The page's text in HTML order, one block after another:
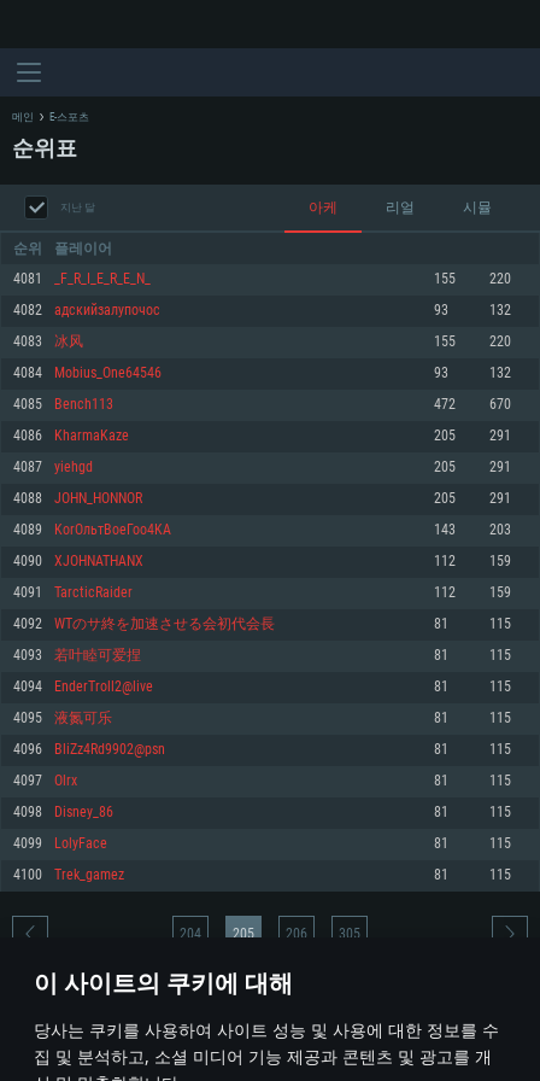
이 사이트의 쿠키에 대해
당사는 쿠키를 사용하여 사이트 성능 및 사용에 대한 정보를 수
집 및 분석하고, 소셜 미디어 기능 제공과 콘텐츠 및 광고를 개
최소사양
운영체제: Windows 10 (64 bit)
프로세서: 2.2 GHz 듀얼코어 이상
메모리: 4GB
그래픽 카드: DirectX 11 이상을 지원하는 AMD Radeon 77XX / NVIDIA
GeForce GT 660. 최소 사양 해상도: 720p
네트워크: 브로드밴드 인터넷
여유 저장 공간: 22.1 GB (최소 클라이언트)
권장 사양
570 혹은 그 이상
여유 저장 공간: 62.2 GB (전체 클라이언트)
최소사양
운영체제: Mac OS Big Sur 11.0
프로세서: 최소 2.2 GHz의 Core i5 (Intel Xeon 은 지원하지 않습니다)
메모리: 6 GB
그래픽 카드: Metal 을 지원하는 Intel Iris Pro 5200 (Mac), 혹은 이와 비슷한 성
능을 가지는 Mac 버전의 AMD/Nvidia. 최소 해상도: 720p
네트워크: 브로드밴드 인터넷
여유 저장 공간: 22.1 GB (최소 클라이언트)
권장 사양
네트워크: 브로드밴드 인터넷
여유 저장 공간: 62.2 GB (전체 클라이언트)
최소사양
운영체제: 64bit Linux 중 최신 버전
프로세서: 2.4 GHz 듀얼코어
메모리: 4 GB
그래픽 카드: Vulkan 을 지원하고, 최신 그래픽 드라이버를 지원하는 NVIDIA
660 (6개월 미만) 혹은 그와 동급의 성능을 가지며 최신 그래픽 드라이버를 지
원하는 AMD (6개월 미만; 최소사양 지원 해상도 720p)
네트워크: 브로드밴드 인터넷
여유 저장 공간: 22.1 GB (최소 클라이언트)
권장 사양
운영체제: Ubuntu 20.04 64bit
프로세서: Intel Core i7
메모리: 16 GB
그래픽 카드: Vulkan 을 지원하고, 최신 그래픽 드라이버를 지원하는 NVIDIA
1060 (6개월 미만) 혹은 그와 동급의 성능을 가지며 최신 그래픽 드라이버를
지원하는 AMD RX 570 (6개월 미만; 최소사양 지원 해상도 720p) 이상
여유 저장 공간: 62.2 GB (전체 클라이언트)
메인 E-스포츠
순위표
지난 달 아케 리얼 시뮬
순위 플레이어
4081 _F_R_I_E_R_E_N_ 155 220
4082 адскийзалупочос 93 132
4083 冰风 155 220
4084 Mobius_One64546 93 132
4085 Bench113 472 670
4086 KharmaKaze 205 291
4087 yiehgd 205 291
4088 JOHN_HONNOR 205 291
4089 KorОльтBoeГоо4KA 143 203
4090 XJOHNATHANX 112 159
4091 TarcticRaider 112 159
4092 WTのサ終を加速させる会初代会長 81 115
4093 若叶睦可爱捏 81 115
4094 EnderTroll2@live 81 115
4095 液氮可乐 81 115
4096 BliZz4Rd9902@psn 81 115
4097 Olrx 81 115
4098 Disney_86 81 115
4099 LolyFace 81 115
4100 Trek_gamez 81 115
* 순위표는 매일 1회 갱신됩니다
204 205 206 305